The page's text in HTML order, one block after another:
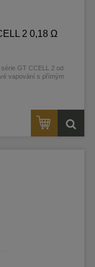
2 0,18 Ω
GT CCELL 2 od
vapování s přímým